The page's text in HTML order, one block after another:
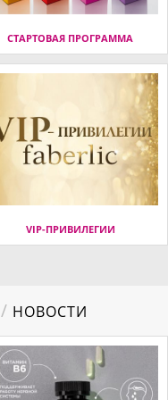
СТАРТОВАЯ ПРОГРАММА
VIP-ПРИВИЛЕГИИ
/ НОВОСТИ